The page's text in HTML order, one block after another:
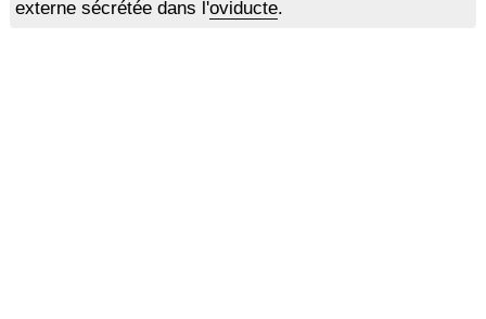
externe sécrétée dans l'oviducte.